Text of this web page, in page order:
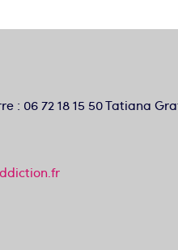
: 06 72 18 15 50 Tatiana